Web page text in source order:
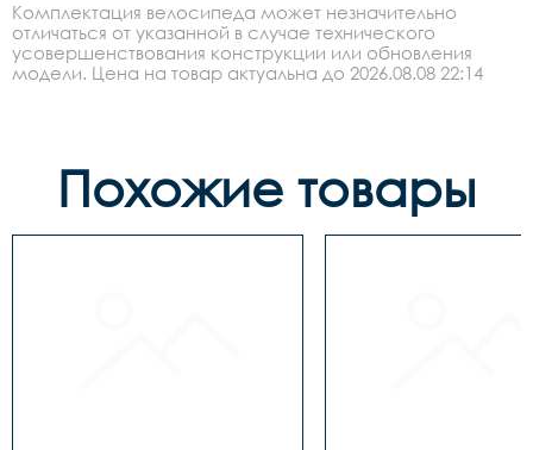
Комплектация велосипеда может незначительно
отличаться от указанной в случае технического
усовершенствования конструкции или обновления
модели. Цена на товар актуальна до 2026.08.08 22:14
Похожие товары